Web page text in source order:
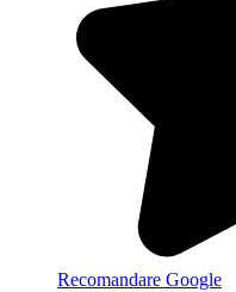
Recomandare Google